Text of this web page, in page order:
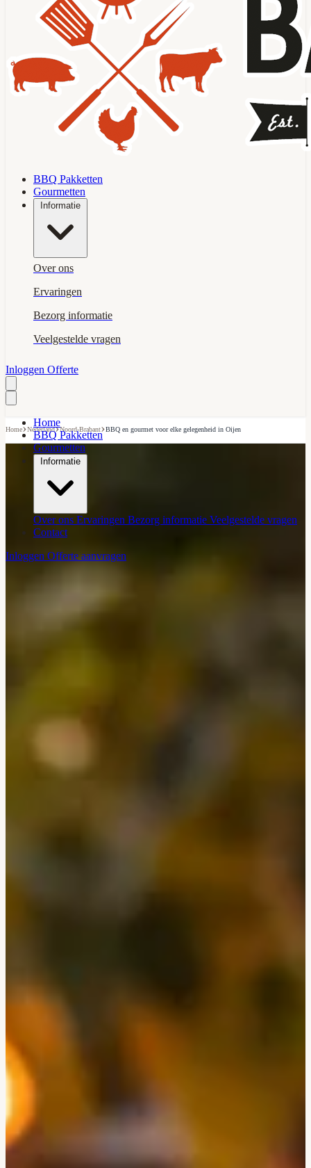
BBQ Pakketten
Gourmetten
Informatie
Over ons
Ervaringen
Bezorg informatie
Veelgestelde vragen
Inloggen Offerte
Home
BBQ Pakketten
Gourmetten
Informatie
Over ons Ervaringen Bezorg informatie Veelgestelde vragen
Contact
Inloggen Offerte aanvragen
Home›Nederland›Noord-Brabant›BBQ en gourmet voor elke gelegenheid in Oijen